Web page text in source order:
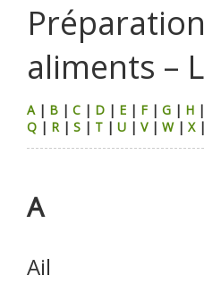
aliments –
A| B | C | D | E | F | G | H |
Q | R| S | T | U | V| W| X|
A
Ail